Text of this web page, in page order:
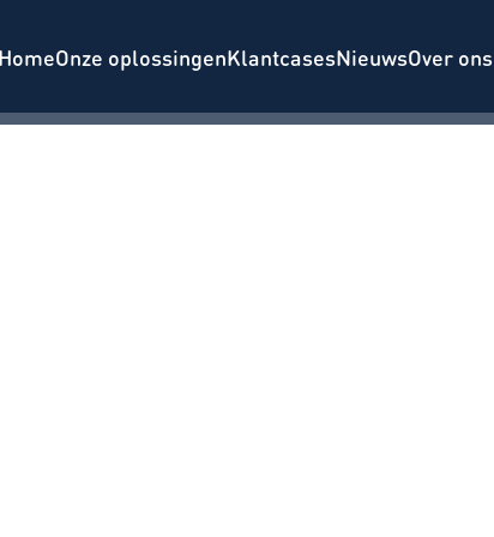
Onze oplossingenKlantcasesNieuwsOver ons